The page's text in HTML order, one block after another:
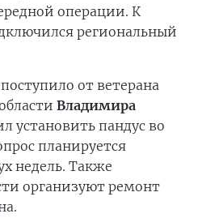
операции. К
региональный
от ветерана
Владимира
установить пандус во
планируется
недель. Также
организуют ремонт